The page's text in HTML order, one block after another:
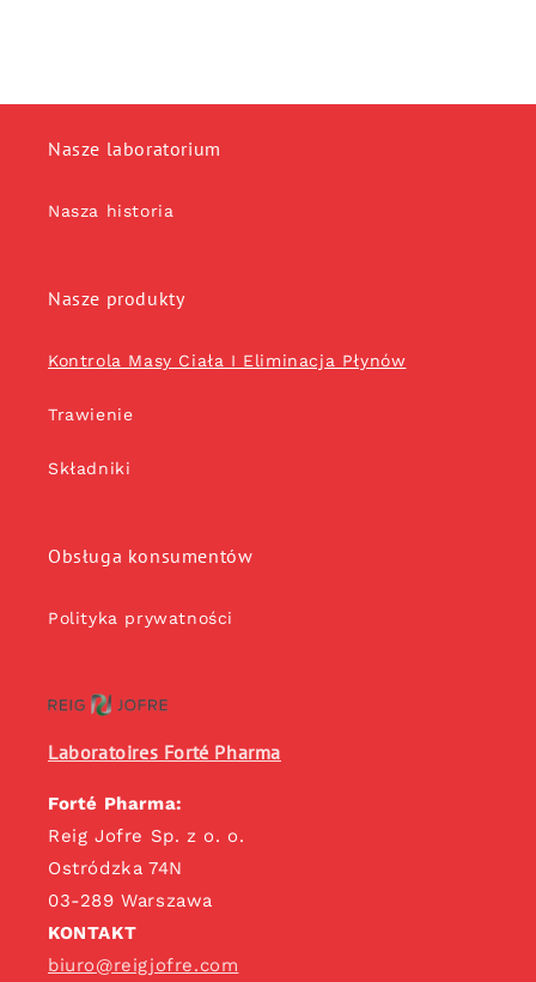
Nasze laboratorium
Nasza historia
Nasze produkty
Kontrola Masy Ciała I Eliminacja Płynów
Trawienie
Składniki
Obsługa konsumentów
Polityka prywatności
Laboratoires Forté Pharma
Forté Pharma:
Reig Jofre Sp. z o. o.
Ostródzka 74N
03-289 Warszawa
KONTAKT
biuro@reigjofre.com